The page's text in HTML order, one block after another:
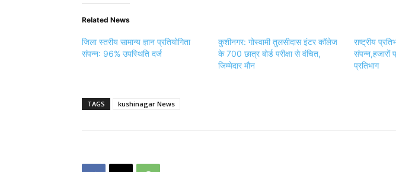
Related News
जिला स्तरीय सामान्य ज्ञान प्रतियोगिता
संपन्न: 96% उपस्थिति दर्ज
कुशीनगर: गोस्वामी तुलसीदास इंटर कॉलेज
के 700 छात्र बोर्ड परीक्षा से वंचित,
जिम्मेदार मौन
राष्ट्रीय
संपन्न,हजारों
प्रतिभाग
TAGS kushinagar News